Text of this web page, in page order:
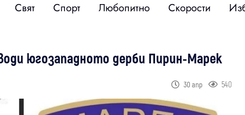
Свят Спорт Любопитно Скорости
югозападното дерби Пирин-Марек
30 апр 540